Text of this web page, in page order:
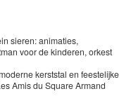
sieren: animaties,
voor de kinderen, orkest
kerststal en feestelijke
Amis du Square Armand